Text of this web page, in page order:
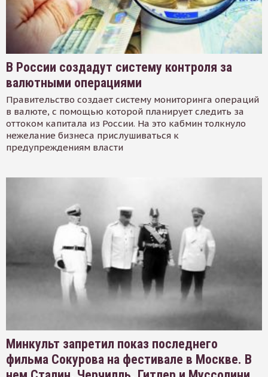
В России создадут систему контроля за
валютными операциями
Правительство создает систему мониторинга операций
в валюте, с помощью которой планирует следить за
оттоком капитала из России. На это кабмин толкнуло
нежелание бизнеса прислушиваться к
предупреждениям власти
Минкульт запретил показ последнего
фильма Сокурова на фестивале в Москве. В